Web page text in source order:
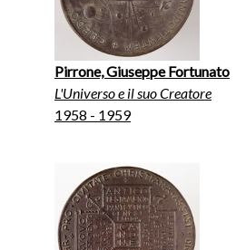
Pirrone, Giuseppe Fortunato
L'Universo e il suo Creatore
1958 - 1959